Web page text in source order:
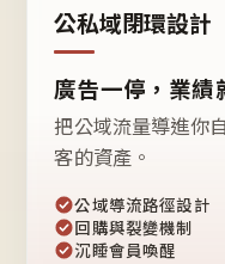
公私域閉環設計
廣告一停，業績
把公域流量導進你
客的資產。
公域導流路徑設計
回購與裂變機制
沉睡會員喚醒